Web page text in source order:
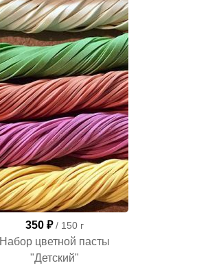
350 ₽ / 150 г
Набор цветной пасты
"Детский"